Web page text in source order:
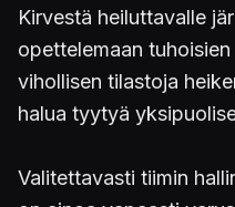
Kirvestä heiluttavalle
opettelemaan
vihollisen tilastoja
halua tyytyä
Valitettavasti tiimin